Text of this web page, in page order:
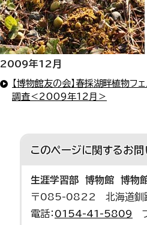
2009年12月
【博物館友の会】春採湖畔植物フ
調査＜2009年12月＞
このページに関するお問
生涯学習部 博物館 博物
〒085-0822 北海道釧
電話： 0154-41-5809